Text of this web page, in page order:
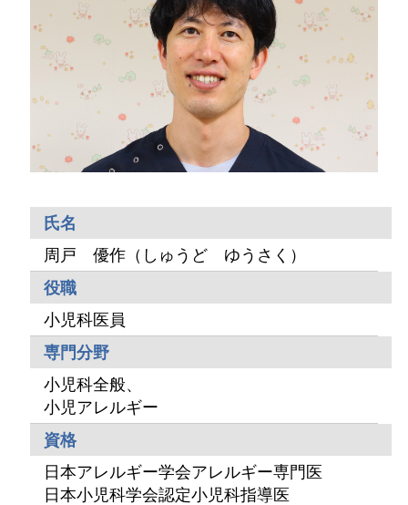
氏名
周戸 優作（しゅうど ゆうさく）
役職
小児科医員
専門分野
小児科全般、
小児アレルギー
資格
日本アレルギー学会アレルギー専門医
日本小児科学会認定小児科指導医